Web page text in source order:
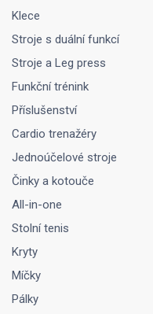
Klece
Stroje s duální funkcí
Stroje a Leg press
Funkční trénink
Příslušenství
Cardio trenažéry
Jednoúčelové stroje
Činky a kotouče
All-in-one
Stolní tenis
Kryty
Míčky
Pálky